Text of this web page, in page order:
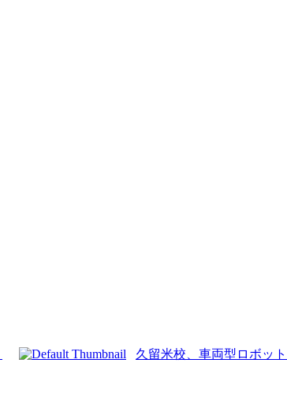
久留米校、車両型ロボッ